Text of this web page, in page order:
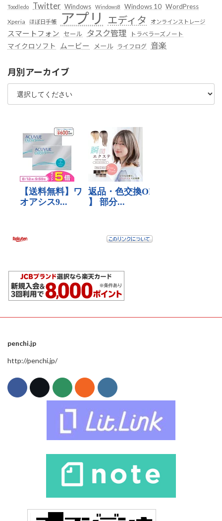
Toodledo Twitter Windows Windows8 Windows 10 WordPress
Xperia ほぼ日手帳 アプリ エディタ オンラインストレージ
スマートフォン セール タスク管理 トラベラーズノート
マイクロソフト ムービー メール ライフログ 音楽
月別アーカイブ
penchi.jp
http://penchi.jp/